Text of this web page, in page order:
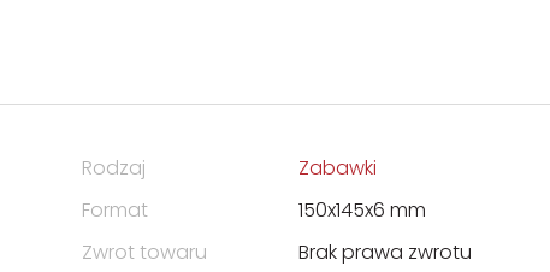
Rodzaj
Zabawki
Format
150x145x6 mm
Zwrot towaru
Brak prawa zwrotu